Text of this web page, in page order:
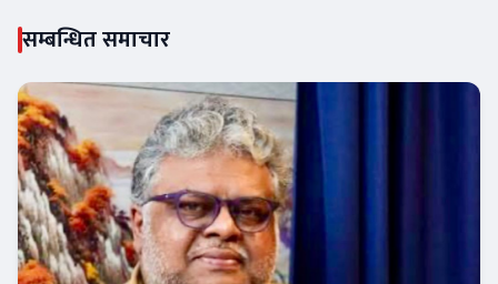
सम्बन्धित समाचार